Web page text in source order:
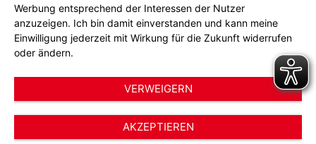
Hinweisgeber*innensystem
Cookie-Einstellungen
Werbung entsprechend der Interessen der Nutzer
anzuzeigen. Ich bin damit einverstanden und kann meine
Einwilligung jederzeit mit Wirkung für die Zukunft widerrufen
oder ändern.
VERWEIGERN
AKZEPTIEREN